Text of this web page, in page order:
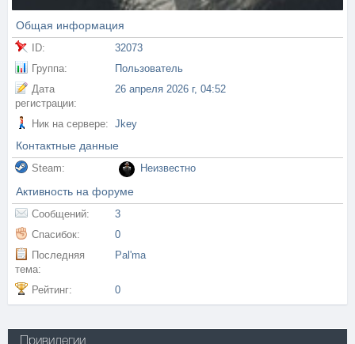
Общая информация
ID:
32073
Группа:
Пользователь
Дата
регистрации:
26 апреля 2026 г, 04:52
Ник на сервере: Jkey
Контактные данные
Steam: Неизвестно
Активность на форуме
Сообщений:
3
Спасибок:
0
Последняя
тема:
Pal'ma
Рейтинг: 0
Привилегии